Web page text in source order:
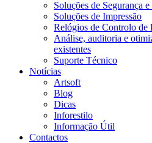
Soluções de Segurança
Soluções de Impressão
Relógios de Controlo de
Análise, auditoria e
existentes
Suporte Técnico
Notícias
Artsoft
Blog
Dicas
Inforestilo
Informação Útil
Contactos